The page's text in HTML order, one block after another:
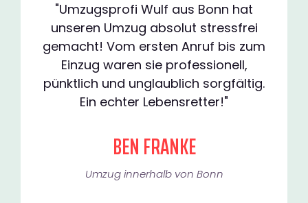
"Umzugsprofi Wulf aus Bonn hat
unseren Umzug absolut stressfrei
gemacht! Vom ersten Anruf bis zum
Einzug waren sie professionell,
pünktlich und unglaublich sorgfältig.
Ein echter Lebensretter!"
BEN FRANKE
Umzug innerhalb von Bonn​